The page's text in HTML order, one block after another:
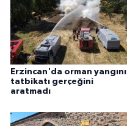
Erzincan'da orman yangını
tatbikatı gerçeğini
aratmadı